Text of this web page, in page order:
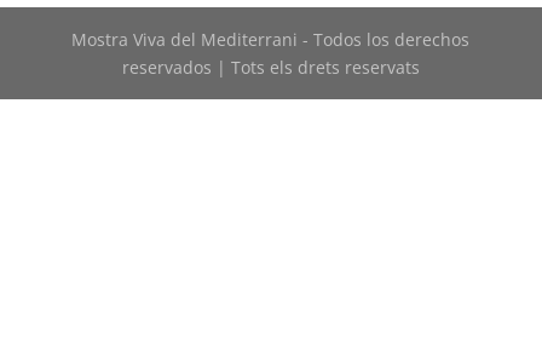
Mostra Viva del Mediterrani - Todos los derechos
reservados | Tots els drets reservats